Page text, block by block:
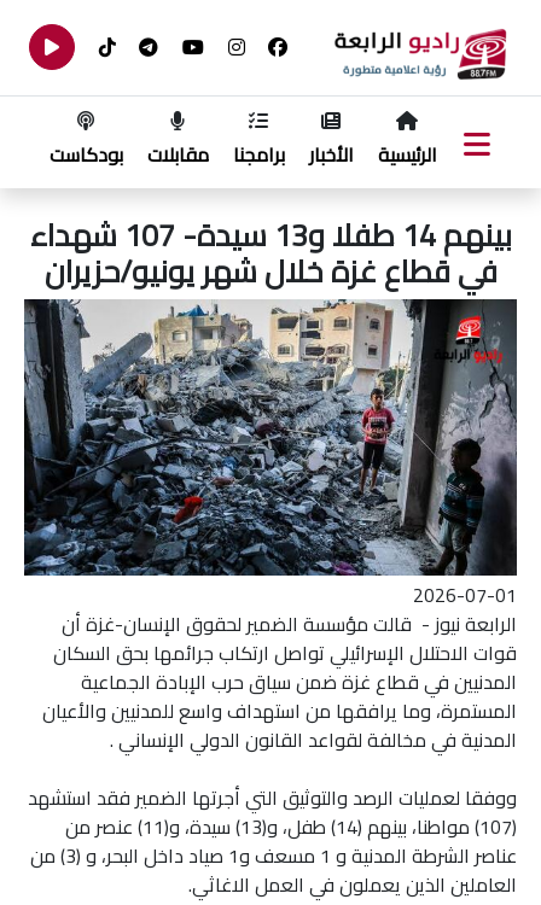
الرئيسية الأخبار برامجنا مقابلات بودكاست
بينهم 14 طفلا و13 سيدة- 107 شهداء
في قطاع غزة خلال شهر يونيو/حزيران
2026-07-01
الرابعة نيوز - قالت مؤسسة الضمير لحقوق الإنسان-غزة أن
قوات الاحتلال الإسرائيلي تواصل ارتكاب جرائمها بحق السكان
المدنيين في قطاع غزة ضمن سياق حرب الإبادة الجماعية
المستمرة، وما يرافقها من استهداف واسع للمدنيين والأعيان
المدنية في مخالفة لقواعد القانون الدولي الإنساني .
ووفقا لعمليات الرصد والتوثيق التي أجرتها الضمير فقد استشهد
(107) مواطنا، بينهم (14) طفل، و(13) سيدة، و(11) عنصر من
عناصر الشرطة المدنية و 1 مسعف و1 صياد داخل البحر، و (3) من
العاملين الذين يعملون في العمل الاغاثي.